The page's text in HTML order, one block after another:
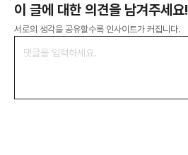
이 글에 대한 의견을 남겨주세요!
서로의 생각을 공유할수록 인사이트가 커집니다.